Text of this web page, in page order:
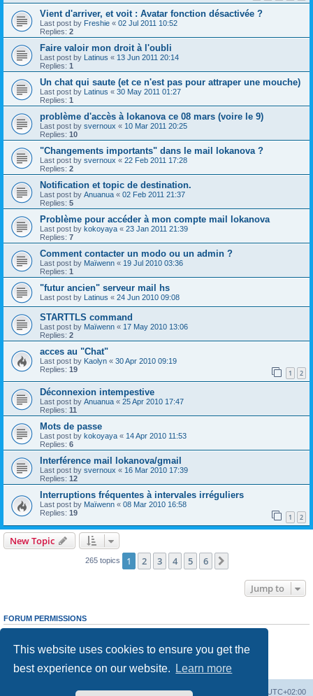
This website uses cookies to ensure you get the
best experience on our website.
Learn more
Vient d'arriver, et voit : Avatar fonction désactivée ?
Last post by Freshie « 02 Jul 2011 10:52
Replies: 2
Faire valoir mon droit à l'oubli
Last post by Latinus « 13 Jun 2011 20:14
Replies: 1
Un chat qui saute (et ce n'est pas pour attraper une mouche)
Last post by Latinus « 30 May 2011 01:27
Replies: 1
problème d'accès à lokanova ce 08 mars (voire le 9)
Last post by svernoux « 10 Mar 2011 20:25
Replies: 10
"Changements importants" dans le mail lokanova ?
Last post by svernoux « 22 Feb 2011 17:28
Replies: 2
Notification et topic de destination.
Last post by Anuanua « 02 Feb 2011 21:37
Replies: 5
Problème pour accéder à mon compte mail lokanova
Last post by kokoyaya « 23 Jan 2011 21:39
Replies: 7
Comment contacter un modo ou un admin ?
Last post by Maïwenn « 19 Jul 2010 03:36
Replies: 1
"futur ancien" serveur mail hs
Last post by Latinus « 24 Jun 2010 09:08
STARTTLS command
Last post by Maïwenn « 17 May 2010 13:06
Replies: 2
acces au "Chat"
Last post by Kaolyn « 30 Apr 2010 09:19
Replies: 19 1 2
Déconnexion intempestive
Last post by Anuanua « 25 Apr 2010 17:47
Replies: 11
Mots de passe
Last post by kokoyaya « 14 Apr 2010 11:53
Replies: 6
Interférence mail lokanova/gmail
Last post by svernoux « 16 Mar 2010 17:39
Replies: 12
Interruptions fréquentes à intervales irréguliers
Last post by Maïwenn « 08 Mar 2010 16:58
Replies: 19 1 2
New Topic
265 topics 1 2 3 4 5 6
Jump to
FORUM PERMISSIONS
cannotedit your posts in this forum
Youcannotpost attachments in this forum
UTC+02:00
Delete cookies